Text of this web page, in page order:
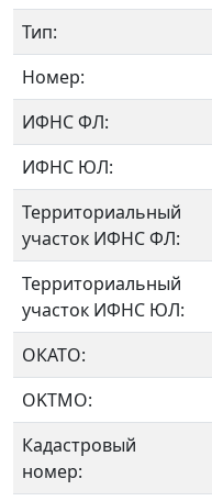
Тип:
Номер:
ИФНС ФЛ:
ИФНС ЮЛ:
Территориальный
участок ИФНС ФЛ:
Территориальный
участок ИФНС ЮЛ:
ОКАТО:
OKTMO:
Кадастровый
номер: